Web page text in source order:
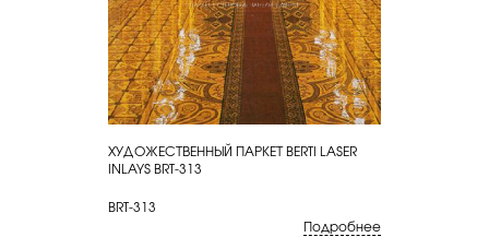
КУПИТЬ
ХУДОЖЕСТВЕННЫЙ ПАРКЕТ BERTI LASER
INLAYS BRT-313
BRT-313
Подробнее